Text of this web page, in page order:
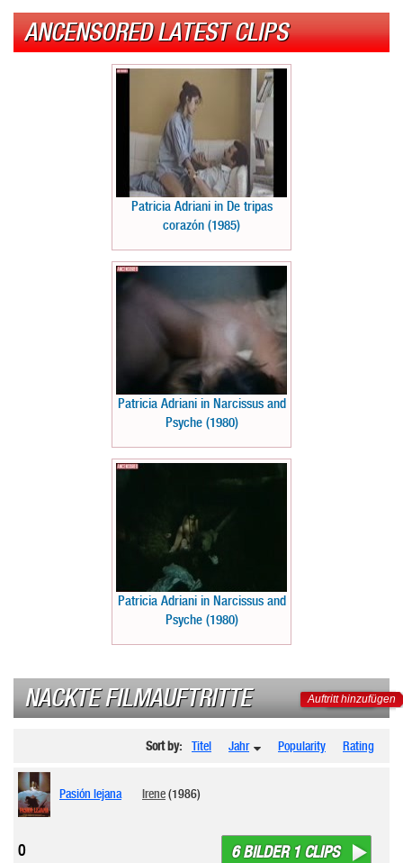
ANCENSORED LATEST CLIPS
Patricia Adriani in De tripas
corazón (1985)
Patricia Adriani in Narcissus and
Psyche (1980)
Patricia Adriani in Narcissus and
Psyche (1980)
NACKTE FILMAUFTRITTE Auftritt hinzufügen
Sort by: Titel Jahr Popularity Rating
Pasión lejana Irene(1986)
6 BILDER 1 CLIPS
0